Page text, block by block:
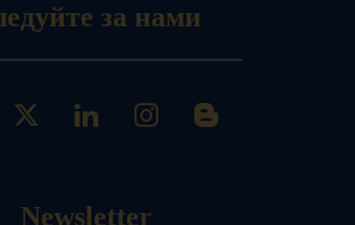
за нами
Newsletter